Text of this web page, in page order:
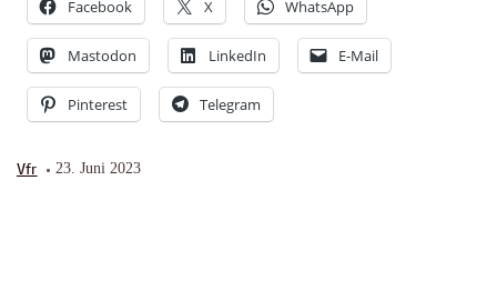
Facebook X WhatsApp
Mastodon LinkedIn E-Mail
Pinterest Telegram
Vfr 23. Juni 2023